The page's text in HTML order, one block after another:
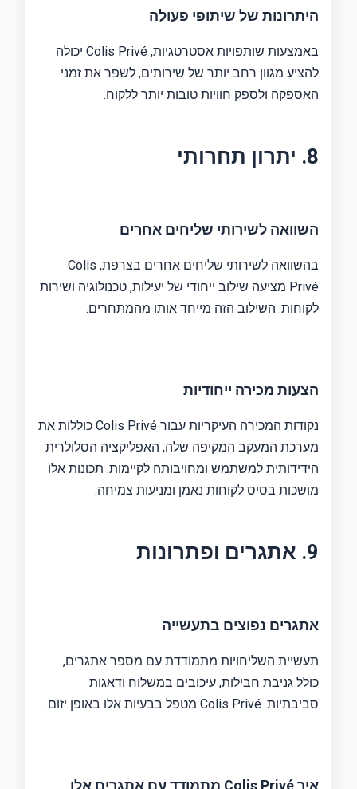
היתרונות של שיתופי פעולה
באמצעות שותפויות אסטרטגיות, Colis Privé יכולה
להציע מגוון רחב יותר של שירותים, לשפר את זמני
האספקה ​​ולספק חוויות טובות יותר ללקוח.
8. יתרון תחרותי
השוואה לשירותי שליחים אחרים
בהשוואה לשירותי שליחים אחרים בצרפת, Colis
Privé מציעה שילוב ייחודי של יעילות, טכנולוגיה ושירות
לקוחות. השילוב הזה מייחד אותו מהמתחרים.
הצעות מכירה ייחודיות
נקודות המכירה העיקריות עבור Colis Privé כוללות את
מערכת המעקב המקיפה שלה, האפליקציה הסלולרית
הידידותית למשתמש ומחויבותה לקיימות. תכונות אלו
מושכות בסיס לקוחות נאמן ומניעות צמיחה.
9. אתגרים ופתרונות
אתגרים נפוצים בתעשייה
תעשיית השליחויות מתמודדת עם מספר אתגרים,
כולל גניבת חבילות, עיכובים במשלוח ודאגות
סביבתיות. Colis Privé מטפל בבעיות אלו באופן יזום.
איך Colis Privé מתמודד עם אתגרים אלו